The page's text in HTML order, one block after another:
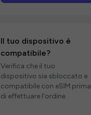
Il tuo dispositivo è
compatibile?
Verifica che il tuo
dispositivo sia sbloccato e
compatibile con eSIM prima
di effettuare l'ordine.